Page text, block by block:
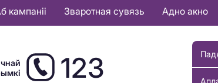
кампаніі Зваротная сувязь Адно акно
123